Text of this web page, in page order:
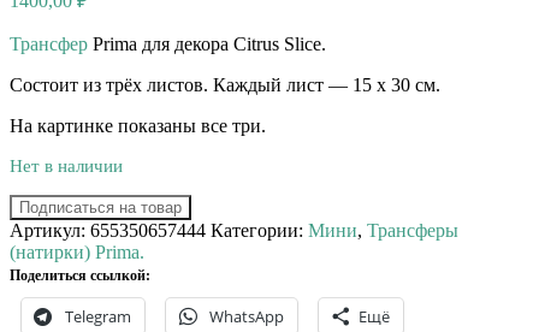
Трансфер Prima для декора Citrus Slice.⠀
Состоит из трёх листов. Каждый лист — 15 х 30 см.
На картинке показаны все три.
Нет в наличии
Подписаться на товар
Артикул: 655350657444 Категории: Мини, Трансферы
(натирки) Prima.
Поделиться ссылкой:
Telegram WhatsApp Ещё